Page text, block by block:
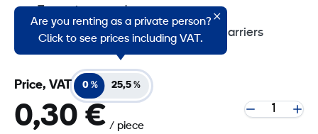
Fastening wood to concrete
Setting up formwork and safety barriers
Are you renting as a private person?
Click to see prices including VAT.
Price, VAT 0 % 25,5 %
0,30 € / piece